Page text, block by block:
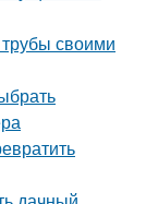
своими